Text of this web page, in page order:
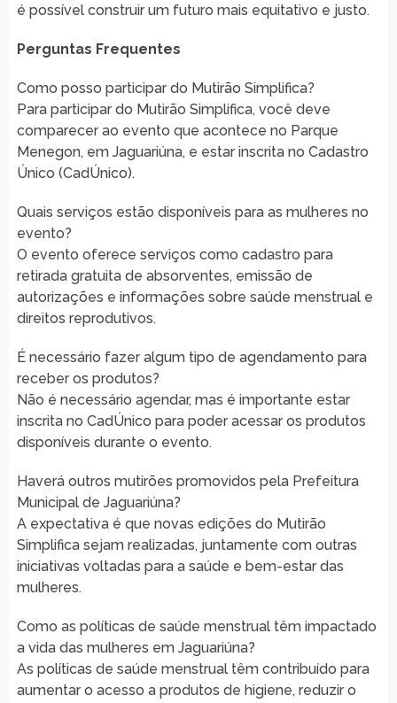
é possível construir um futuro mais equitativo e justo.
Perguntas Frequentes
Como posso participar do Mutirão Simplifica?
Para participar do Mutirão Simplifica, você deve
comparecer ao evento que acontece no Parque
Menegon, em Jaguariúna, e estar inscrita no Cadastro
Único (CadÚnico).
Quais serviços estão disponíveis para as mulheres no
evento?
O evento oferece serviços como cadastro para
retirada gratuita de absorventes, emissão de
autorizações e informações sobre saúde menstrual e
direitos reprodutivos.
É necessário fazer algum tipo de agendamento para
receber os produtos?
Não é necessário agendar, mas é importante estar
inscrita no CadÚnico para poder acessar os produtos
disponíveis durante o evento.
Haverá outros mutirões promovidos pela Prefeitura
Municipal de Jaguariúna?
A expectativa é que novas edições do Mutirão
Simplifica sejam realizadas, juntamente com outras
iniciativas voltadas para a saúde e bem-estar das
mulheres.
Como as políticas de saúde menstrual têm impactado
a vida das mulheres em Jaguariúna?
As políticas de saúde menstrual têm contribuído para
aumentar o acesso a produtos de higiene, reduzir o